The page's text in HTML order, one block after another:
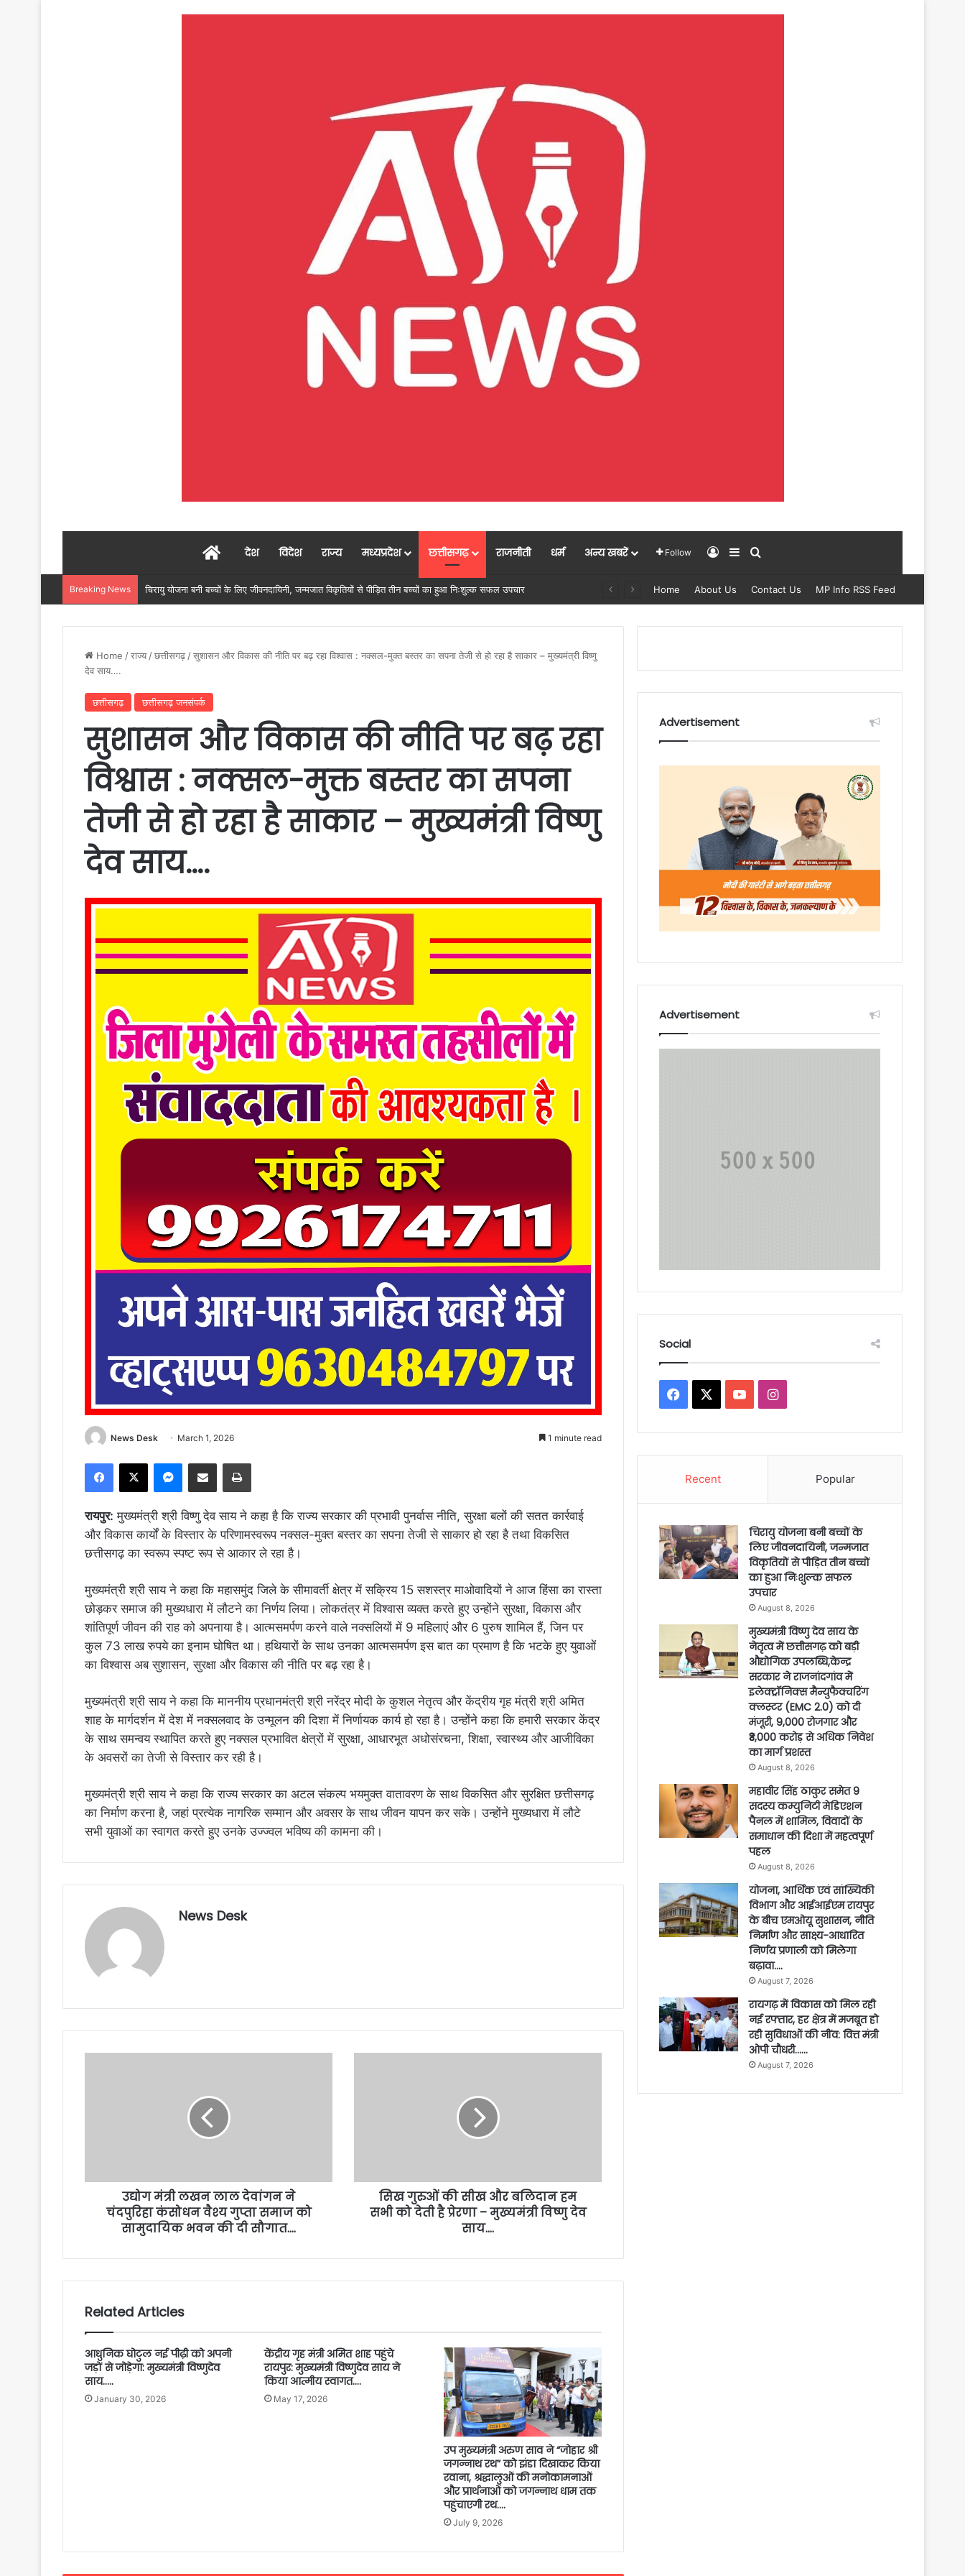
Homeदेश विदेश राज्य मध्यप्रदेश छत्तीसगढ़ राजनीती धर्म अन्य खबरें Follow Log InSidebar
Breaking News Home About Us Contact Us MP Info RSS Feed
Home /राज्य /छत्तीसगढ़ /सुशासन और विकास की नीति पर बढ़ रहा विश्वास : नक्सल-मुक्त बस्तर का सपना तेजी से हो रहा है साकार – मुख्यमंत्री विष्णु
देव साय….
छत्तीसगढ़ छत्तीसगढ़ जनसंपर्क
सुशासन और विकास की नीति पर बढ़ रहा
विश्वास : नक्सल-मुक्त बस्तर का सपना
तेजी से हो रहा है साकार – मुख्यमंत्री विष्णु
देव साय….
News Desk March 1, 2026 1 minute read
Facebook
X Messenger
Share via Email Print
रायपुर: मुख्यमंत्री श्री विष्णु देव साय ने कहा है कि राज्य सरकार की प्रभावी पुनर्वास नीति, सुरक्षा बलों की सतत कार्रवाई
और विकास कार्यों के विस्तार के परिणामस्वरूप नक्सल-मुक्त बस्तर का सपना तेजी से साकार हो रहा है तथा विकसित
छत्तीसगढ़ का स्वरूप स्पष्ट रूप से आकार ले रहा है।
मुख्यमंत्री श्री साय ने कहा कि महासमुंद जिले के सीमावर्ती क्षेत्र में सक्रिय 15 सशस्त्र माओवादियों ने आज हिंसा का रास्ता
छोड़कर समाज की मुख्यधारा में लौटने का निर्णय लिया। लोकतंत्र में विश्वास व्यक्त करते हुए उन्होंने सुरक्षा, विकास और
शांतिपूर्ण जीवन की राह को अपनाया है। आत्मसमर्पण करने वाले नक्सलियों में 9 महिलाएं और 6 पुरुष शामिल हैं, जिन पर
कुल 73 लाख रुपये का इनाम घोषित था। हथियारों के साथ उनका आत्मसमर्पण इस बात का प्रमाण है कि भटके हुए युवाओं
का विश्वास अब सुशासन, सुरक्षा और विकास की नीति पर बढ़ रहा है।
मुख्यमंत्री श्री साय ने कहा कि माननीय प्रधानमंत्री श्री नरेंद्र मोदी के कुशल नेतृत्व और केंद्रीय गृह मंत्री श्री अमित
शाह के मार्गदर्शन में देश में नक्सलवाद के उन्मूलन की दिशा में निर्णायक कार्य हो रहा है। उन्होंने कहा कि हमारी सरकार केंद्र
के साथ समन्वय स्थापित करते हुए नक्सल प्रभावित क्षेत्रों में सुरक्षा, आधारभूत अधोसंरचना, शिक्षा, स्वास्थ्य और आजीविका
के अवसरों का तेजी से विस्तार कर रही है।
मुख्यमंत्री श्री साय ने कहा कि राज्य सरकार का अटल संकल्प भयमुक्त वातावरण के साथ विकसित और सुरक्षित छत्तीसगढ़
का निर्माण करना है, जहां प्रत्येक नागरिक सम्मान और अवसर के साथ जीवन यापन कर सके। उन्होंने मुख्यधारा में लौटे
सभी युवाओं का स्वागत करते हुए उनके उज्ज्वल भविष्य की कामना की।
News Desk
उद्योग मंत्री लखन लाल देवांगन ने
चंदपुरिहा कंसोधन वैश्य गुप्ता समाज को
सामुदायिक भवन की दी सौगात….
सिख गुरुओं की सीख और बलिदान हम
सभी को देती है प्रेरणा – मुख्यमंत्री विष्णु देव
साय….
Related Articles
आधुनिक घोटुल नई पीढ़ी को अपनी
जड़ों से जोड़ेगा: मुख्यमंत्री विष्णुदेव
साय…..
January 30, 2026
केंद्रीय गृह मंत्री अमित शाह पहुंचे
रायपुर: मुख्यमंत्री विष्णुदेव साय ने
किया आत्मीय स्वागत….
May 17, 2026
उप मुख्यमंत्री अरुण साव ने “जोहार श्री
जगन्नाथ रथ” को झंडा दिखाकर किया
रवाना, श्रद्धालुओं की मनोकामनाओं
और प्रार्थनाओं को जगन्नाथ धाम तक
पहुंचाएगी रथ….
July 9, 2026
Advertisement
Advertisement
Social
Facebook YouTubeInstagram
Recent Popular
चिरायु योजना बनी बच्चों के
लिए जीवनदायिनी, जन्मजात
विकृतियों से पीड़ित तीन बच्चों
का हुआ निःशुल्क सफल
उपचार
August 8, 2026
मुख्यमंत्री विष्णु देव साय के
नेतृत्व में छत्तीसगढ़ को बड़ी
औद्योगिक उपलब्धि,केन्द्र
सरकार ने राजनांदगांव में
इलेक्ट्रॉनिक्स मैन्युफैक्चरिंग
क्लस्टर (EMC 2.0) को दी
मंजूरी, 9,000 रोजगार और
₹3,000 करोड़ से अधिक निवेश
का मार्ग प्रशस्त
August 8, 2026
महावीर सिंह ठाकुर समेत 9
सदस्य कम्युनिटी मेडिएशन
पैनल में शामिल, विवादों के
समाधान की दिशा में महत्वपूर्ण
पहल
August 8, 2026
योजना, आर्थिक एवं सांख्यिकी
विभाग और आईआईएम रायपुर
के बीच एमओयू सुशासन, नीति
निर्माण और साक्ष्य-आधारित
निर्णय प्रणाली को मिलेगा
बढ़ावा….
August 7, 2026
रायगढ़ में विकास को मिल रही
नई रफ्तार, हर क्षेत्र में मजबूत हो
रही सुविधाओं की नींव: वित्त मंत्री
ओपी चौधरी……
August 7, 2026